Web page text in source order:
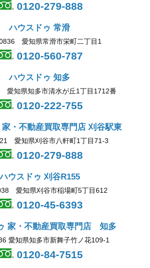
0120-279-888
ハウスドゥ 常滑
愛知県常滑市栄町二丁目1
0120-560-787
ハウスドゥ 知多
愛知県知多市清水が丘1丁目1712番
0120-222-755
・不動産買取専門店 刈谷駅東
愛知県刈谷市八軒町1丁目71-3
0120-279-888
ウスドゥ 刈谷R155
愛知県刈谷市稲場町5丁目612
0120-45-6393
家・不動産買取専門店 知多
愛知県知多市新舞子竹ノ花109-1
0120-84-7515